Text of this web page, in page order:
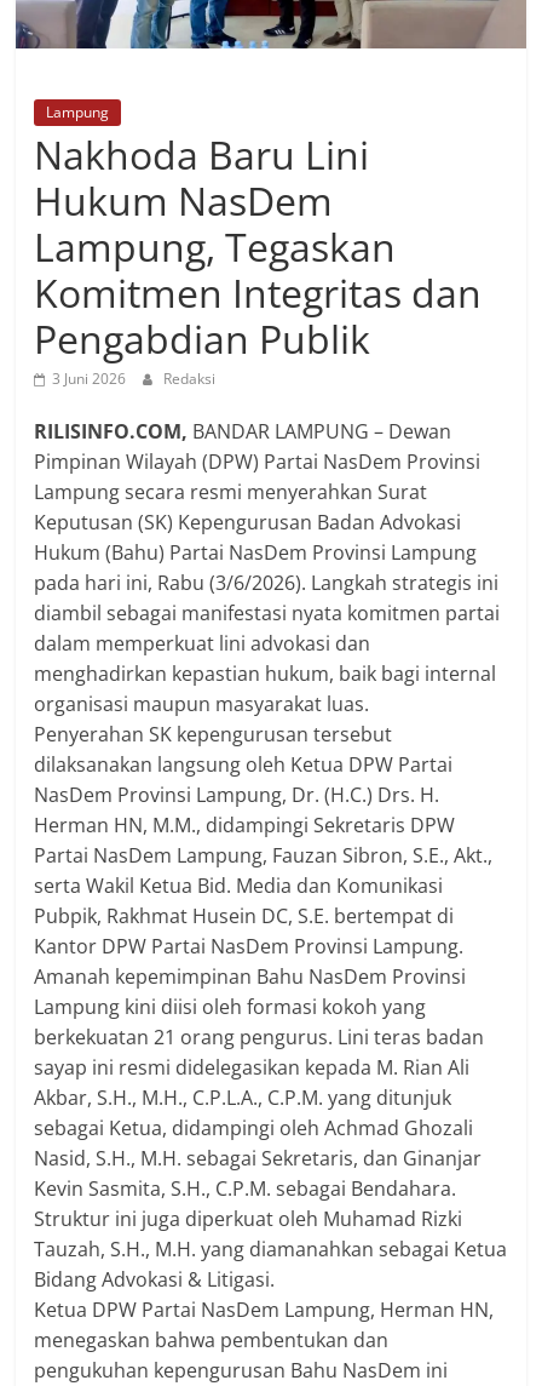
Lampung
Nakhoda Baru Lini
Hukum NasDem
Lampung, Tegaskan
Komitmen Integritas dan
Pengabdian Publik
3 Juni 2026 Redaksi
RILISINFO.COM, ​​BANDAR LAMPUNG – Dewan
Pimpinan Wilayah (DPW) Partai NasDem Provinsi
Lampung secara resmi menyerahkan Surat
Keputusan (SK) Kepengurusan Badan Advokasi
Hukum (Bahu) Partai NasDem Provinsi Lampung
pada hari ini, Rabu (3/6/2026). Langkah strategis ini
diambil sebagai manifestasi nyata komitmen partai
dalam memperkuat lini advokasi dan
menghadirkan kepastian hukum, baik bagi internal
organisasi maupun masyarakat luas.
​Penyerahan SK kepengurusan tersebut
dilaksanakan langsung oleh Ketua DPW Partai
NasDem Provinsi Lampung, Dr. (H.C.) Drs. H.
Herman HN, M.M., didampingi Sekretaris DPW
Partai NasDem Lampung, Fauzan Sibron, S.E., Akt.,
serta Wakil Ketua Bid. Media dan Komunikasi
Pubpik, Rakhmat Husein DC, S.E. bertempat di
Kantor DPW Partai NasDem Provinsi Lampung.
​Amanah kepemimpinan Bahu NasDem Provinsi
Lampung kini diisi oleh formasi kokoh yang
berkekuatan 21 orang pengurus. Lini teras badan
sayap ini resmi didelegasikan kepada M. Rian Ali
Akbar, S.H., M.H., C.P.L.A., C.P.M. yang ditunjuk
sebagai Ketua, didampingi oleh Achmad Ghozali
Nasid, S.H., M.H. sebagai Sekretaris, dan Ginanjar
Kevin Sasmita, S.H., C.P.M. sebagai Bendahara.
Struktur ini juga diperkuat oleh Muhamad Rizki
Tauzah, S.H., M.H. yang diamanahkan sebagai Ketua
Bidang Advokasi & Litigasi.
​Ketua DPW Partai NasDem Lampung, Herman HN,
menegaskan bahwa pembentukan dan
pengukuhan kepengurusan Bahu NasDem ini